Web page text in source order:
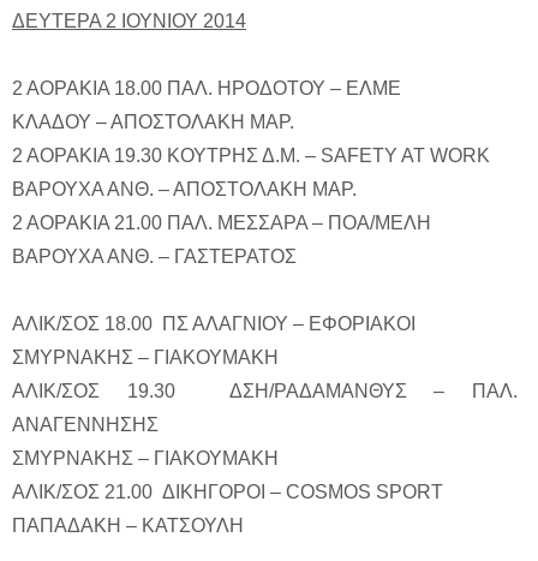
ΔΕΥΤΕΡΑ 2 ΙΟΥΝΙΟΥ 2014
2 ΑΟΡΑΚΙΑ 18.00 ΠΑΛ. ΗΡΟΔΟΤΟΥ – ΕΛΜΕ
ΚΛΑΔΟΥ – ΑΠΟΣΤΟΛΑΚΗ ΜΑΡ.
2 ΑΟΡΑΚΙΑ 19.30 ΚΟΥΤΡΗΣ Δ.Μ. – SAFETY AT WORK
ΒΑΡΟΥΧΑ ΑΝΘ. – ΑΠΟΣΤΟΛΑΚΗ ΜΑΡ.
2 ΑΟΡΑΚΙΑ 21.00 ΠΑΛ. ΜΕΣΣΑΡΑ – ΠΟΑ/ΜΕΛΗ
ΒΑΡΟΥΧΑ ΑΝΘ. – ΓΑΣΤΕΡΑΤΟΣ
ΑΛΙΚ/ΣΟΣ 18.00 ΠΣ ΑΛΑΓΝΙΟΥ – ΕΦΟΡΙΑΚΟΙ
ΣΜΥΡΝΑΚΗΣ – ΓΙΑΚΟΥΜΑΚΗ
ΑΛΙΚ/ΣΟΣ 19.30 ΔΣΗ/ΡΑΔΑΜΑΝΘΥΣ – ΠΑΛ.
ΑΝΑΓΕΝΝΗΣΗΣ
ΣΜΥΡΝΑΚΗΣ – ΓΙΑΚΟΥΜΑΚΗ
ΑΛΙΚ/ΣΟΣ 21.00 ΔΙΚΗΓΟΡΟΙ – COSMOS SPORT
ΠΑΠΑΔΑΚΗ – ΚΑΤΣΟΥΛΗ